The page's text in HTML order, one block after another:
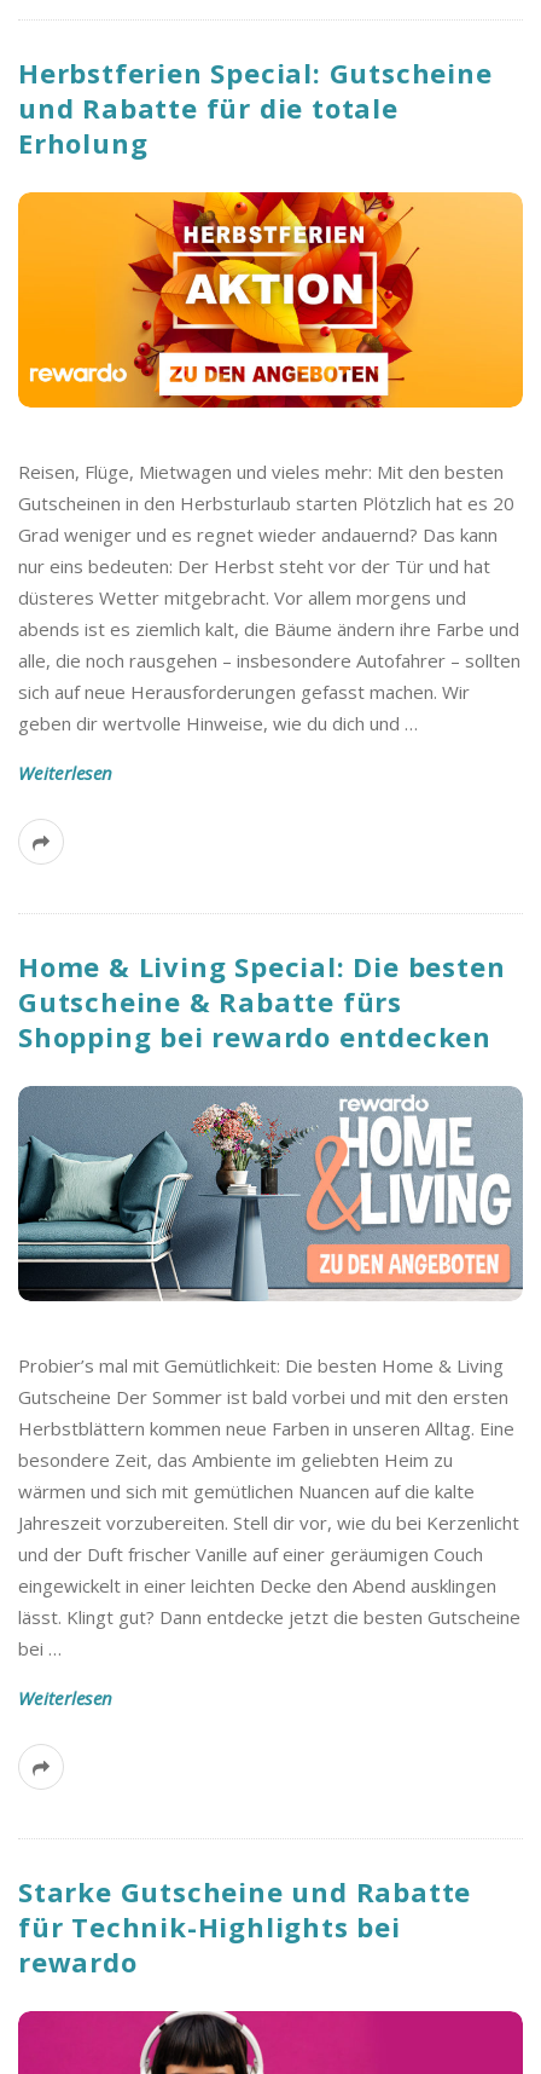
Herbstferien Special: Gutscheine
und Rabatte für die totale
Erholung
Reisen, Flüge, Mietwagen und vieles mehr: Mit den besten
Gutscheinen in den Herbsturlaub starten Plötzlich hat es 20
Grad weniger und es regnet wieder andauernd? Das kann
nur eins bedeuten: Der Herbst steht vor der Tür und hat
düsteres Wetter mitgebracht. Vor allem morgens und
abends ist es ziemlich kalt, die Bäume ändern ihre Farbe und
alle, die noch rausgehen – insbesondere Autofahrer – sollten
sich auf neue Herausforderungen gefasst machen. Wir
geben dir wertvolle Hinweise, wie du dich und …
Weiterlesen
Home & Living Special: Die besten
Gutscheine & Rabatte fürs
Shopping bei rewardo entdecken
Probier’s mal mit Gemütlichkeit: Die besten Home & Living
Gutscheine Der Sommer ist bald vorbei und mit den ersten
Herbstblättern kommen neue Farben in unseren Alltag. Eine
besondere Zeit, das Ambiente im geliebten Heim zu
wärmen und sich mit gemütlichen Nuancen auf die kalte
Jahreszeit vorzubereiten. Stell dir vor, wie du bei Kerzenlicht
und der Duft frischer Vanille auf einer geräumigen Couch
eingewickelt in einer leichten Decke den Abend ausklingen
lässt. Klingt gut? Dann entdecke jetzt die besten Gutscheine
bei …
Weiterlesen
Starke Gutscheine und Rabatte
für Technik-Highlights bei
rewardo